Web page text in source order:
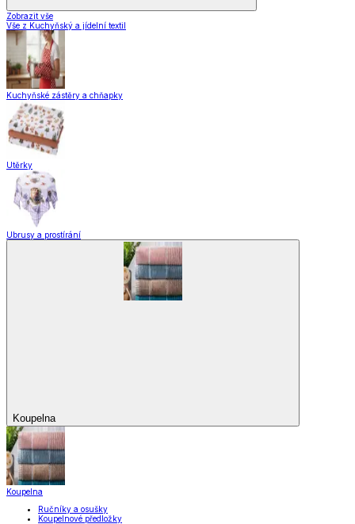
Zobrazit vše
Vše z Kuchyňský a jídelní textil
Kuchyňské zástěry a chňapky
Utěrky
Ubrusy a prostírání
Koupelna
Koupelna
Ručníky a osušky
Koupelnové předložky